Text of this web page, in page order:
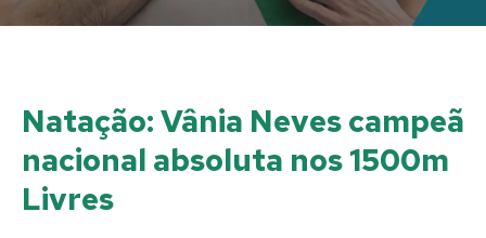
Natação: Vânia Neves campeã
nacional absoluta nos 1500m
Livres